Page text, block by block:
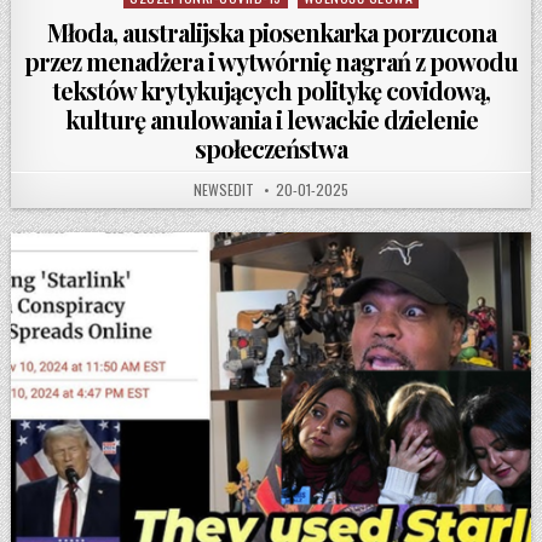
Młoda, australijska piosenkarka porzucona
przez menadżera i wytwórnię nagrań z powodu
tekstów krytykujących politykę covidową,
kulturę anulowania i lewackie dzielenie
społeczeństwa
AUTHOR:
NEWSEDIT PUBLISHED DATE:
20-01-2025